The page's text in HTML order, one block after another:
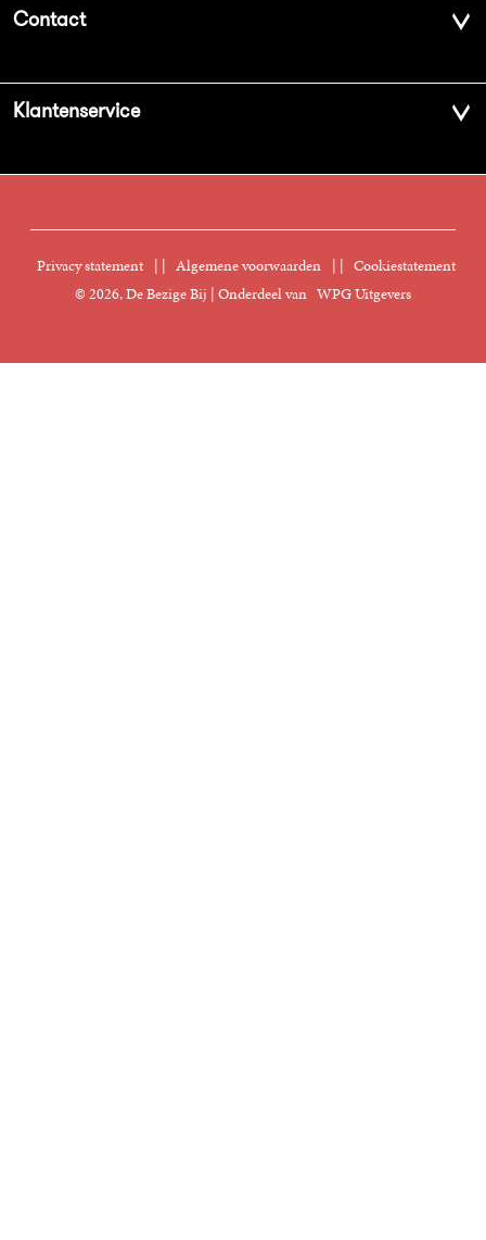
Aanbiedingsbrochures
Vacatures
Nieuwsbrief
Contact
Manuscripten
Klantenservice
Klantenservice
Privacy statement Algemene voorwaarden
Cookiestatement
© 2026, De Bezige Bij | Onderdeel van WPG Uitgevers